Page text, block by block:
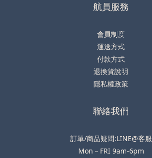
航員服務
會員制度
運送方式
付款方式
退換貨說明
隱私權政策
聯絡我們
訂單/商品疑問:LINE@客服
Mon－FRI 9am-6pm